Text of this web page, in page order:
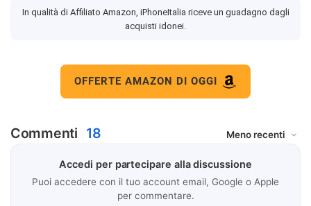
In qualità di Affiliato Amazon, iPhoneItalia riceve un guadagno dagli
acquisti idonei.
OFFERTE AMAZON DI OGGI
Commenti 18
Accedi per partecipare alla discussione
Puoi accedere con il tuo account email, Google o Apple
per commentare.